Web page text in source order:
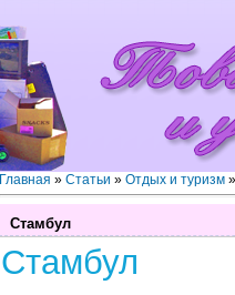
Главная » Статьи » Отдых и туризм
Стамбул
Стамбул